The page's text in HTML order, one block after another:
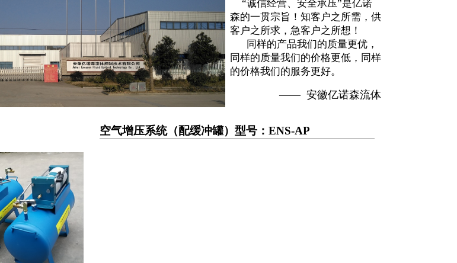
“诚信经营、安全承压”是亿诺
森的一贯宗旨！知客户之所需，供
客户之所求，急客户之所想！
同样的产品我们的质量更优，
同样的质量我们的价格更低，同样
的价格我们的服务更好。
​—— 安徽亿诺森流体
空气增压系统（配缓冲罐）型号：ENS-AP